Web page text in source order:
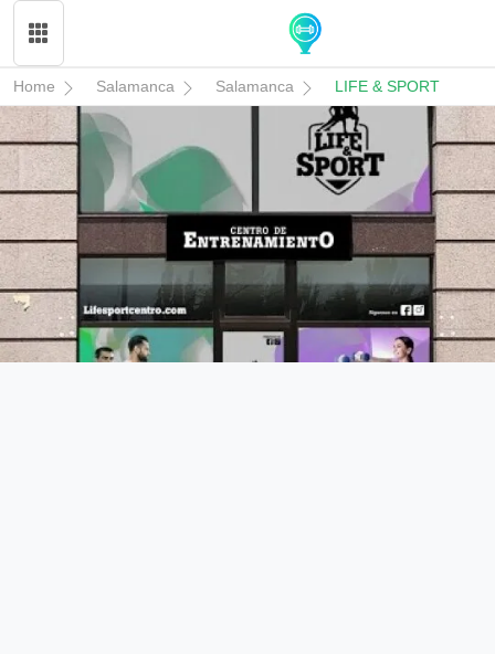
Home Salamanca Salamanca LIFE & SPORT